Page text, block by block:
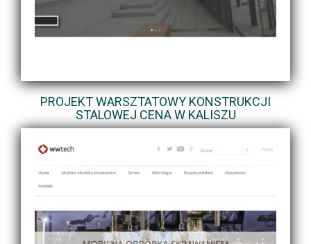
PROJEKT WARSZTATOWY KONSTRUKCJI
STALOWEJ CENA W KALISZU